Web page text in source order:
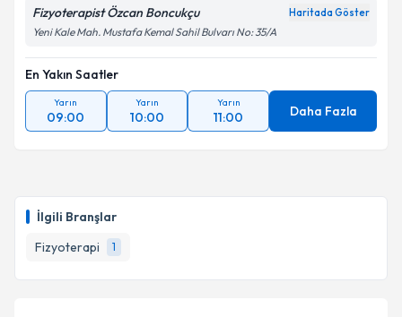
İlgili Branşlar
Fizyoterapi
1
Fizyoterapist Özcan Boncukçu Haritada Göster
Yeni Kale Mah. Mustafa Kemal Sahil Bulvarı No: 35/A
En Yakın Saatler
Yarın
09:00
Yarın
10:00
Yarın
11:00 Daha Fazla